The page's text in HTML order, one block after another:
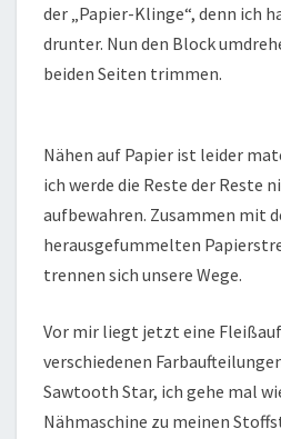
der „Papier-Klinge“, denn ich
drunter. Nun den Block
beiden Seiten trimmen.
Nähen auf Papier ist leider
ich werde die Reste der Reste
aufbewahren. Zusammen mit
herausgefummelten
trennen sich unsere Wege.
Vor mir liegt jetzt eine
verschiedenen
Sawtooth Star, ich gehe mal
Nähmaschine zu meinen